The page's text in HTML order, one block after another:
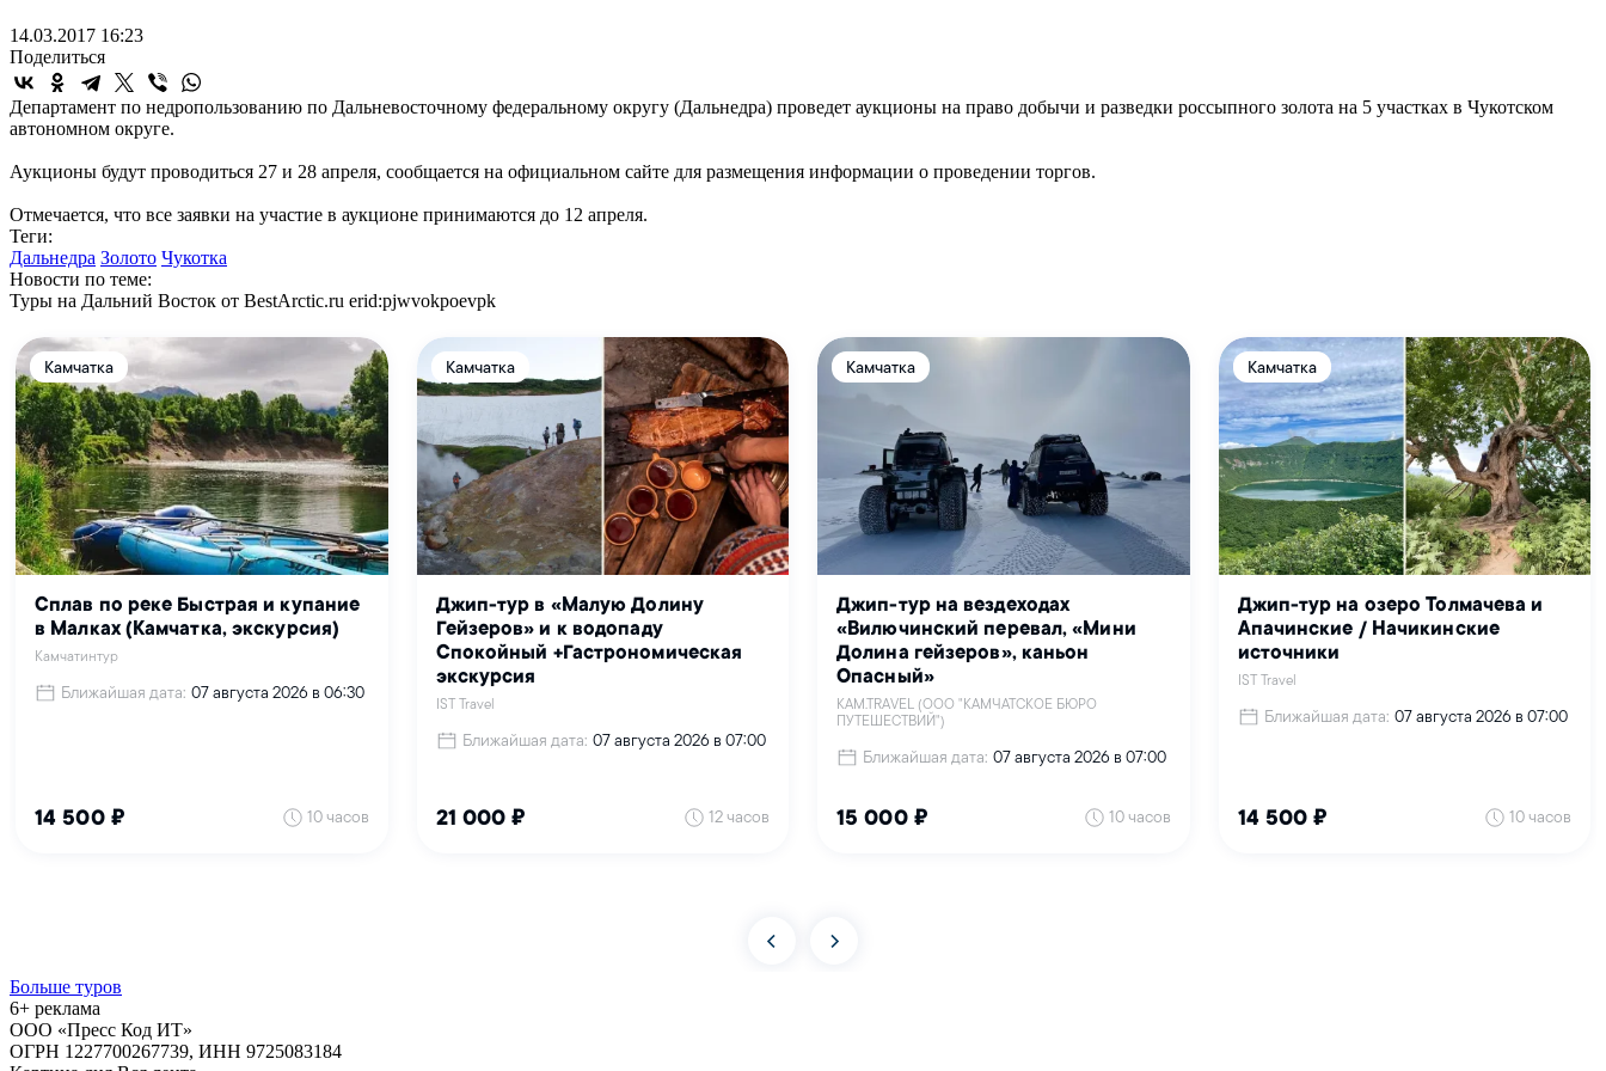
14.03.2017 16:23
Поделиться
Департамент по недропользованию по Дальневосточному федеральному округу (Дальнедра) проведет аукционы на право добычи и разведки россыпного золота на 5 участках в Чукотском
автономном округе.
Аукционы будут проводиться 27 и 28 апреля, сообщается на официальном сайте для размещения информации о проведении торгов.
Отмечается, что все заявки на участие в аукционе принимаются до 12 апреля.
Теги:
Дальнедра Золото Чукотка
Новости по теме:
Туры на Дальний Восток от BestArctic.ru erid:pjwvokpoevpk
Больше туров
6+ реклама
ООО «Пресс Код ИТ»
ОГРН 1227700267739, ИНН 9725083184